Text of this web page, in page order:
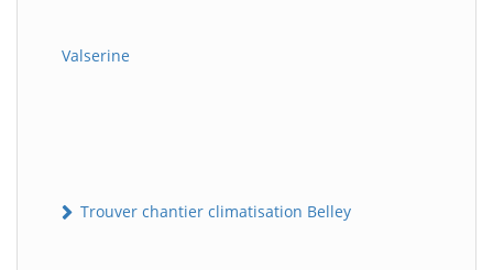
Valserine
Trouver chantier climatisation Belley